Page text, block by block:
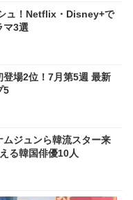
ュ！Netflix・Disney+で
マ3選
登場2位！7月第5週 最新
5
ジュンら韓流スター来
る韓国俳優10人